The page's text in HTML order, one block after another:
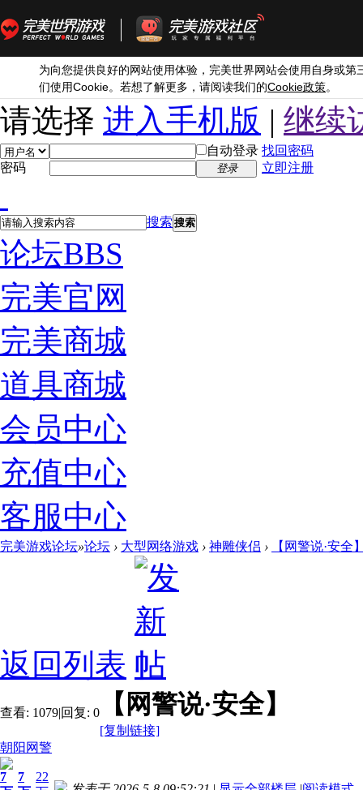
为向您提供良好的网站使用体验，完美世界网站会使用自身或第
们使用Cookie。若想了解更多，请阅读我们的Cookie政策。
请选择 进入手机版 | 继续
自动登录 找回密码
密码
登录 立即注册
搜索 搜索
论坛BBS
完美官网
完美商城
道具商城
会员中心
充值中心
客服中心
完美游戏论坛»论坛 › 大型网络游戏 › 神雕侠侣 › 【网警说·安全
返回列表
查看: 1079|回复: 0 【网警说·安全】
[复制链接]
朝阳网警
7
7
22